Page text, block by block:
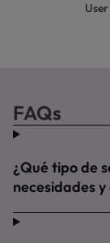
FAQs
¿Qué tipo de
necesidades